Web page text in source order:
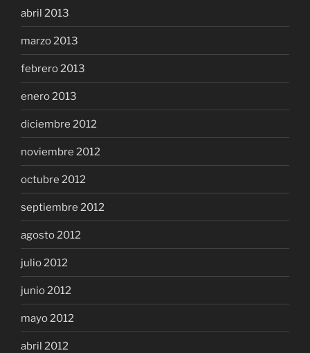
abril 2013
marzo 2013
febrero 2013
enero 2013
diciembre 2012
noviembre 2012
octubre 2012
septiembre 2012
agosto 2012
julio 2012
junio 2012
mayo 2012
abril 2012